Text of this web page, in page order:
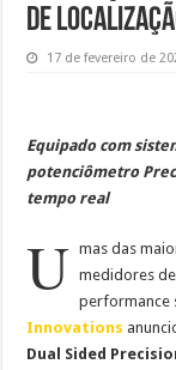
de
17 de fevereiro de
Equipado com
potenciômetro
tempo real
U mas das
medidores
performance
Innovations
Dual Sided